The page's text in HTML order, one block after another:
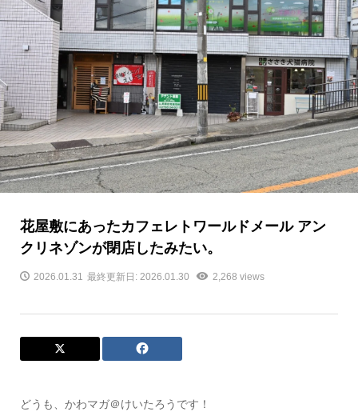
花屋敷にあったカフェレトワールドメール アン
クリネゾンが閉店したみたい。
2026.01.31 最終更新日: 2026.01.30 2,268 views
どうも、かわマガ＠けいたろうです！